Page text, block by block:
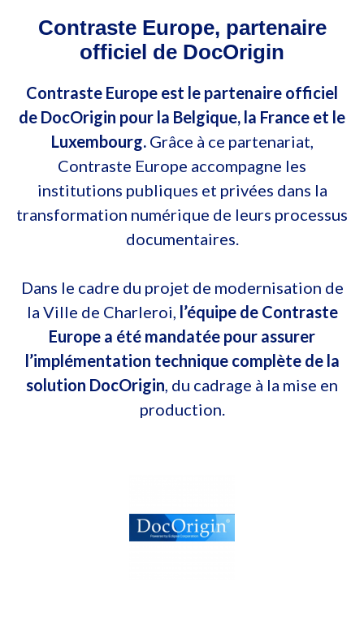
Contraste Europe, partenaire
officiel de DocOrigin
Contraste Europe est le partenaire officiel
de DocOrigin pour la Belgique, la France et le
Luxembourg.Grâce à ce partenariat,
Contraste Europe accompagne les
institutions publiques et privées dans la
transformation numérique de leurs processus
documentaires.
Dans le cadre du projet de modernisation de
la Ville de Charleroi, l’équipe de Contraste
Europe a été mandatée pour assurer
l’implémentation technique complète de la
solution DocOrigin, du cadrage à la mise en
production.